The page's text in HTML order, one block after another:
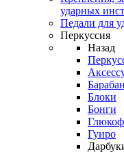
ударных
Педали для
Перкуссия
Назад
Блоки
Бонги
Гуиро